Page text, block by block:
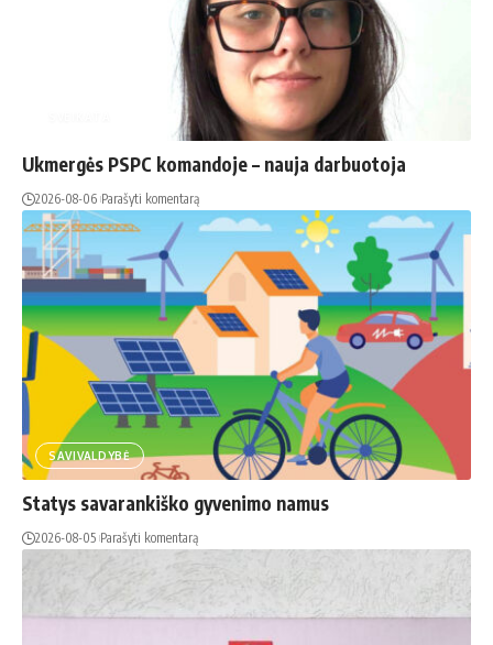
Ukmergės PSPC komandoje – nauja darbuotoja
2026-08-06 Parašyti komentarą
SAVIVALDYBĖ
Statys savarankiško gyvenimo namus
2026-08-05 Parašyti komentarą